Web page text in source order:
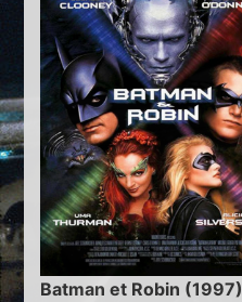
Batman et Robin (1997)